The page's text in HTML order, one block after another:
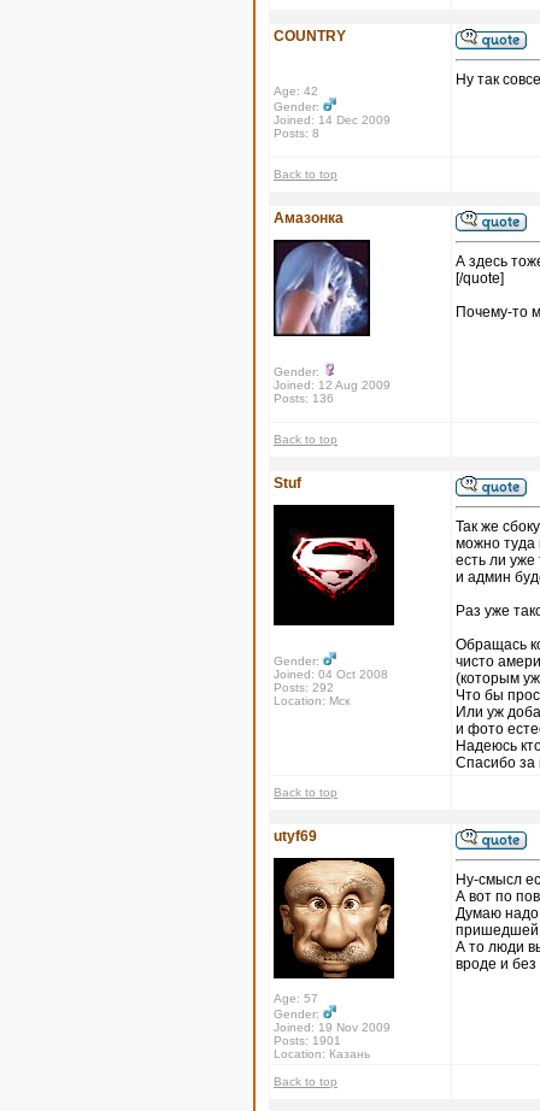
COUNTRY
Age: 42
Gender:
Joined: 14 Dec 2009
Posts: 8
Ну так
Back to top
Амазонка
Gender:
Joined: 12 Aug 2009
Posts: 136
А здесь
[/quote]
Почему-то
Back to top
Stuf
Gender:
Joined: 04 Oct 2008
Posts: 292
Location: Мск
Так же
можно туда
есть ли уже
и админ
Раз уже
Обращась
чисто
(которым
Что бы
Или уж
и фото
Надеюсь
Спасибо за
Back to top
utyf69
Age: 57
Gender:
Joined: 19 Nov 2009
Posts: 1901
Location: Казань
Ну-смысл
А вот по
Думаю надо
пришедшей
А то люди
вроде и без
Back to top